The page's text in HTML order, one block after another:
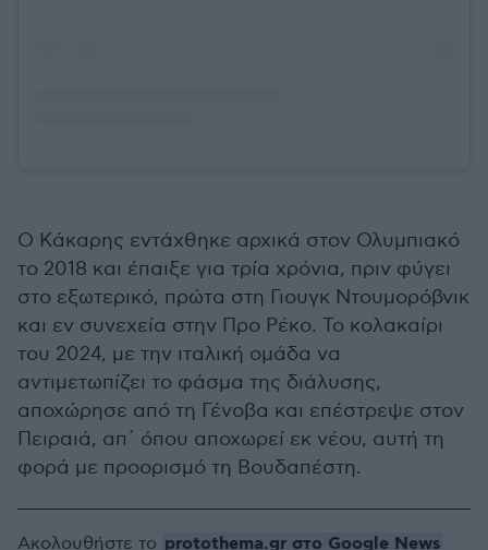
Ο Κάκαρης εντάχθηκε αρχικά στον Ολυμπιακό
το 2018 και έπαιξε για τρία χρόνια, πριν φύγει
στο εξωτερικό, πρώτα στη Γιουγκ Ντουμορόβνικ
και εν συνεχεία στην Προ Ρέκο. Το κολακαίρι
του 2024, με την ιταλική ομάδα να
αντιμετωπίζει το φάσμα της διάλυσης,
αποχώρησε από τη Γένοβα και επέστρεψε στον
Πειραιά, απ΄ όπου αποχωρεί εκ νέου, αυτή τη
φορά με προορισμό τη Βουδαπέστη.
Ακολουθήστε το protothema.gr στο Google News